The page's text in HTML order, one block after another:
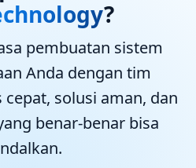
?
pembuatan sistem
Anda dengan tim
solusi aman, dan
benar-benar bisa